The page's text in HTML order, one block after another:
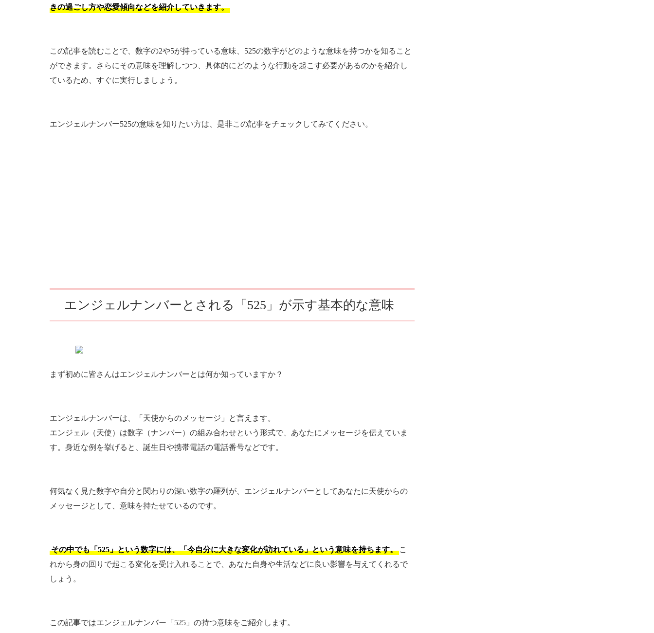
きの過ごし方や恋愛傾向などを紹介していきます。
この記事を読むことで、数字の2や5が持っている意味、525の数字がどのような意味を持つかを知ること
ができます。さらにその意味を理解しつつ、具体的にどのような行動を起こす必要があるのかを紹介し
ているため、すぐに実行しましょう。
エンジェルナンバー525の意味を知りたい方は、是非この記事をチェックしてみてください。
エンジェルナンバーとされる「525」が示す基本的な意味
まず初めに皆さんはエンジェルナンバーとは何か知っていますか？
エンジェルナンバーは、「天使からのメッセージ」と言えます。
エンジェル（天使）は数字（ナンバー）の組み合わせという形式で、あなたにメッセージを伝えていま
す。身近な例を挙げると、誕生日や携帯電話の電話番号などです。
何気なく見た数字や自分と関わりの深い数字の羅列が、エンジェルナンバーとしてあなたに天使からの
メッセージとして、意味を持たせているのです。
その中でも「525」という数字には、「今自分に大きな変化が訪れている」という意味を持ちます。 こ
れから身の回りで起こる変化を受け入れることで、あなた自身や生活などに良い影響を与えてくれるで
しょう。
この記事ではエンジェルナンバー「525」の持つ意味をご紹介します。